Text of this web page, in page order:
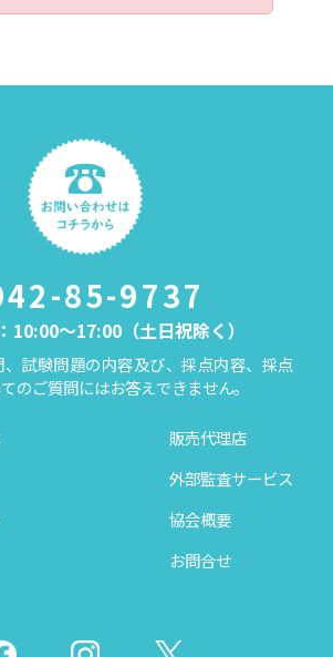
85-9737
10:00～17:00（土日祝除く）
試験問題の内容及び、採点内容、採点
のご質問にはお答えできません。
販売代理店
外部監査サービス
協会概要
お問合せ